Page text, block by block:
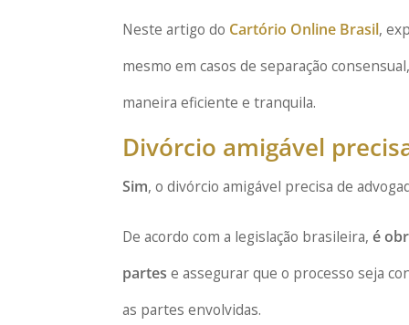
Neste artigo do Cartório Online Brasil,
mesmo em casos de separação
maneira eficiente e tranquila.
Divórcio amigável
Sim, o divórcio amigável precisa de
De acordo com a legislação brasileira,é
partes e assegurar que o processo seja
as partes envolvidas.